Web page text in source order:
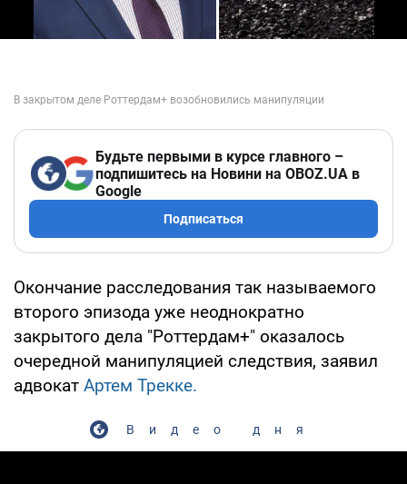
Будьте первыми в курсе главного –
подпишитесь на Новини на OBOZ.UA в
Google
Подписаться
Окончание расследования так называемого
второго эпизода уже неоднократно
закрытого дела "Роттердам+" оказалось
очередной манипуляцией следствия, заявил
адвокат Артем Трекке.
Видео дня